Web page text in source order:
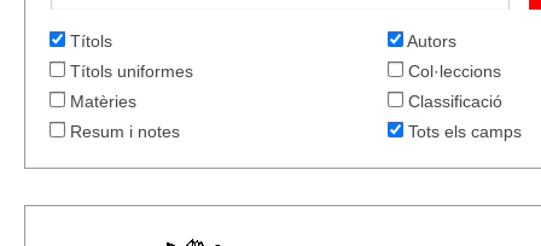
Títols
Autors
Títols uniformes
Col·leccions
Matèries
Classificació
Resum i notes
Tots els camps